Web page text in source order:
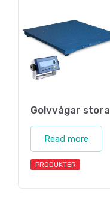
Golvvågar stora
Read more
PRODUKTER